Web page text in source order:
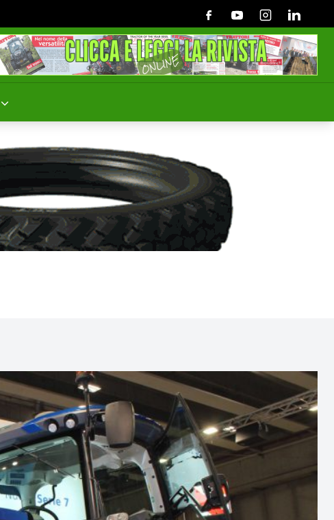
FacebookYoutubeInstagramLinkedin